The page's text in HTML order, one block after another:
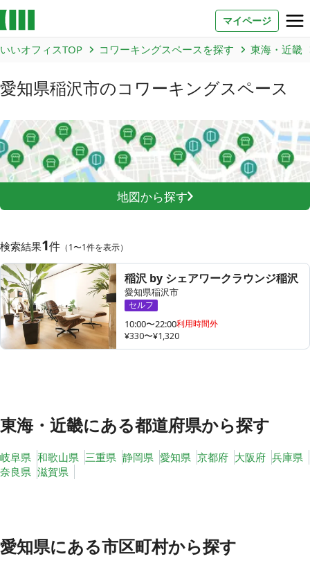
マイページ
よくあるご質問
法人での利用
いいオフィス（コワーキングスペース）
いい会議室（会議室専用スペース）
FCオーナー募集
コワーキング運営DXシステム
E Solution
いいオフィスTOP コワーキングスペースを探す 東海・近畿
愛知県稲沢市のコワーキングスペース
地図から探す
検索結果1件 （1〜1件を表示）
稲沢 by シェアワークラウンジ稲沢
愛知県稲沢市
セルフ
10:00〜22:00利用時間外
¥330〜¥1,320
東海・近畿にある都道府県から探す
岐阜県 和歌山県 三重県 静岡県 愛知県 京都府 大阪府 兵庫県
奈良県 滋賀県
愛知県にある市区町村から探す